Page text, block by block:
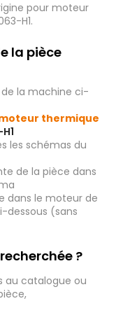
pour moteur
H1.
la pièce
la machine ci-
thermique
les schémas du
de la pièce dans
dans le moteur de
dessous (sans
?
au catalogue ou